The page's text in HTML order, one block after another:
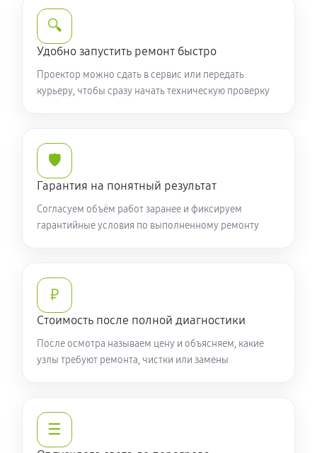
🔍
Удобно запустить ремонт быстро
Проектор можно сдать в сервис или передать
курьеру, чтобы сразу начать техническую проверку
🛡️
Гарантия на понятный результат
Согласуем объём работ заранее и фиксируем
гарантийные условия по выполненному ремонту
₽
Стоимость после полной диагностики
После осмотра называем цену и объясняем, какие
узлы требуют ремонта, чистки или замены
☰